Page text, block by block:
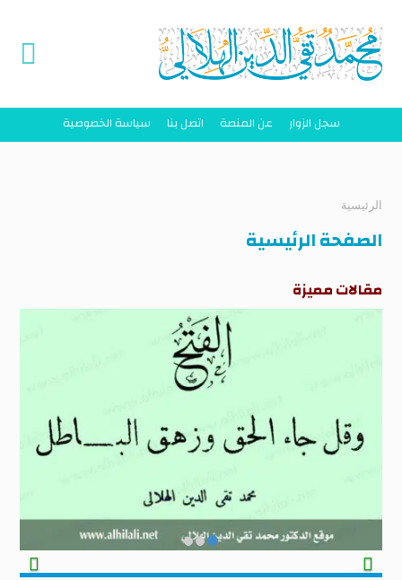
سجل الزوار عن المنصة اتصل بنا سياسة الخصوصية
الرئيسية
الصفحة الرئيسية
مقالات مميزة